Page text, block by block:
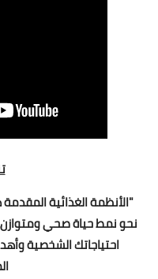
"الأنظمة الغذائية
نحو نمط حياة صحي
احتياجاتك الشخصية